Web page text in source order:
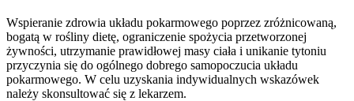
Wspieranie zdrowia układu pokarmowego poprzez zróżnicowaną,
bogatą w rośliny dietę, ograniczenie spożycia przetworzonej
żywności, utrzymanie prawidłowej masy ciała i unikanie tytoniu
przyczynia się do ogólnego dobrego samopoczucia układu
pokarmowego. W celu uzyskania indywidualnych wskazówek
należy skonsultować się z lekarzem.